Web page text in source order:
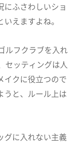
にふさわしいショ
えますよね。
ルフクラブを入れ
セッティングは人
イクに役立つので
うと、ルール上は
グに入れない主義